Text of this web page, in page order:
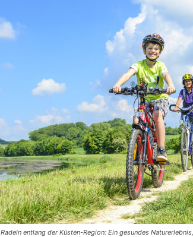
Radeln entlang der Küsten-Region: Ein gesundes